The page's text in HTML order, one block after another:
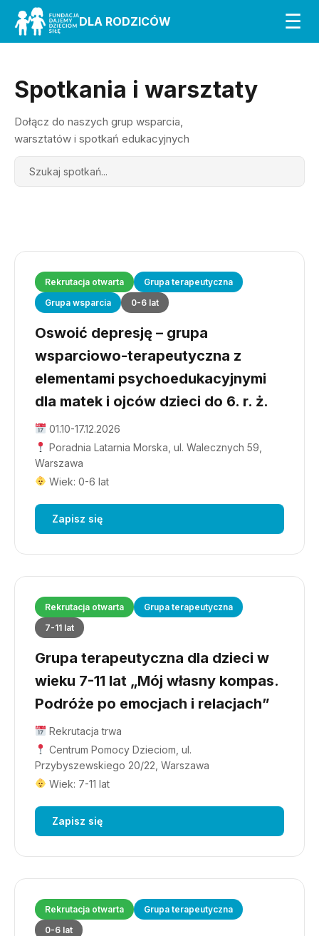
DLA RODZICÓW ☰
Spotkania i warsztaty
Dołącz do naszych grup wsparcia,
warsztatów i spotkań edukacyjnych
Search
Rekrutacja otwarta
Grupa terapeutyczna
Grupa wsparcia
0-6 lat
Oswoić depresję – grupa
wsparciowo-terapeutyczna z
elementami psychoedukacyjnymi
dla matek i ojców dzieci do 6. r. ż.
01.10-17.12.2026
Poradnia Latarnia Morska, ul. Walecznych 59,
Warszawa
Wiek: 0-6 lat
Zapisz się
Rekrutacja otwarta
Grupa terapeutyczna
7-11 lat
Grupa terapeutyczna dla dzieci w
wieku 7-11 lat „Mój własny kompas.
Podróże po emocjach i relacjach”
Rekrutacja trwa
Centrum Pomocy Dzieciom, ul.
Przybyszewskiego 20/22, Warszawa
Wiek: 7-11 lat
Zapisz się
Rekrutacja otwarta
Grupa terapeutyczna
0-6 lat